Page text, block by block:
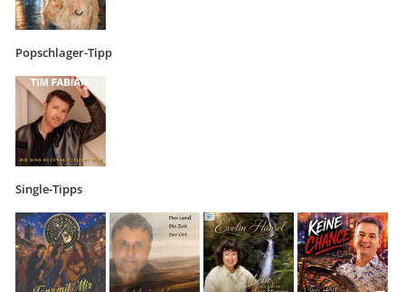
Popschlager-Tipp
Single-Tipps